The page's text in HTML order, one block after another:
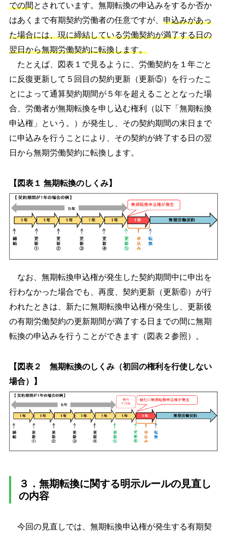
での間とされています。無期転換の申込みをするか否か
はあくまで有期契約労働者の任意ですが、 申込みがあっ
た場合には、現に締結している労働契約が満了する日の
翌日から無期労働契約に転換します。
たとえば、図表１で見るように、労働契約を１年ごと
に反復更新して５回目の契約更新（更新⑤）を行ったこ
とによって通算契約期間が５年を超えることとなった場
合、労働者が無期転換を申し込む権利（以下「無期転換
申込権」という。）が発生し、その契約期間の末日まで
に申込みを行うことにより、その契約が終了する日の翌
日から無期労働契約に転換します。
【図表１ 無期転換のしくみ】
なお、無期転換申込権が発生した契約期間中に申出を
行わなかった場合でも、再度、契約更新（更新⑥）が行
われたときは、新たに無期転換申込権が発生し、更新後
の有期労働契約の更新期間が満了する日までの間に無期
転換の申込みを行うことができます（図表２参照）。
【図表２ 無期転換のしくみ（初回の権利を行使しない
場合）】
３．無期転換に関する明示ルールの見直し
の内容
今回の見直しでは、無期転換申込権が発生する有期契